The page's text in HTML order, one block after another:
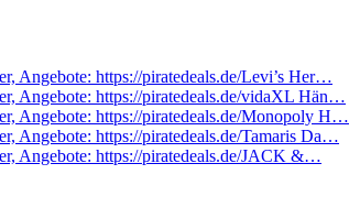
Angebote: https://piratedeals.de/Levi’s Her…
Angebote: https://piratedeals.de/vidaXL Hän…
Angebote: https://piratedeals.de/Monopoly H…
Angebote: https://piratedeals.de/Tamaris Da…
Angebote: https://piratedeals.de/JACK &…